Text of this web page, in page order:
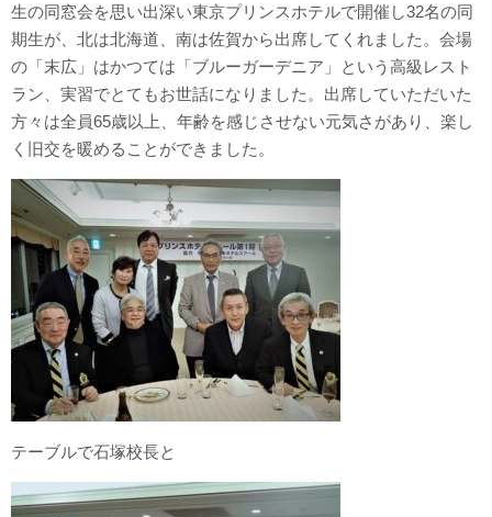
生の同窓会を思い出深い東京プリンスホテルで開催し32名の同
期生が、北は北海道、南は佐賀から出席してくれました。会場
の「末広」はかつては「ブルーガーデニア」という高級レスト
ラン、実習でとてもお世話になりました。出席していただいた
方々は全員65歳以上、年齢を感じさせない元気さがあり、楽し
く旧交を暖めることができました。
テーブルで石塚校長と